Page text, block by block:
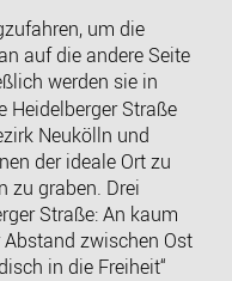
um die
auf die andere Seite
werden sie in
Heidelberger Straße
Neukölln und
der ideale Ort zu
zu graben. Drei
Straße: An kaum
zwischen Ost
in die Freiheit“